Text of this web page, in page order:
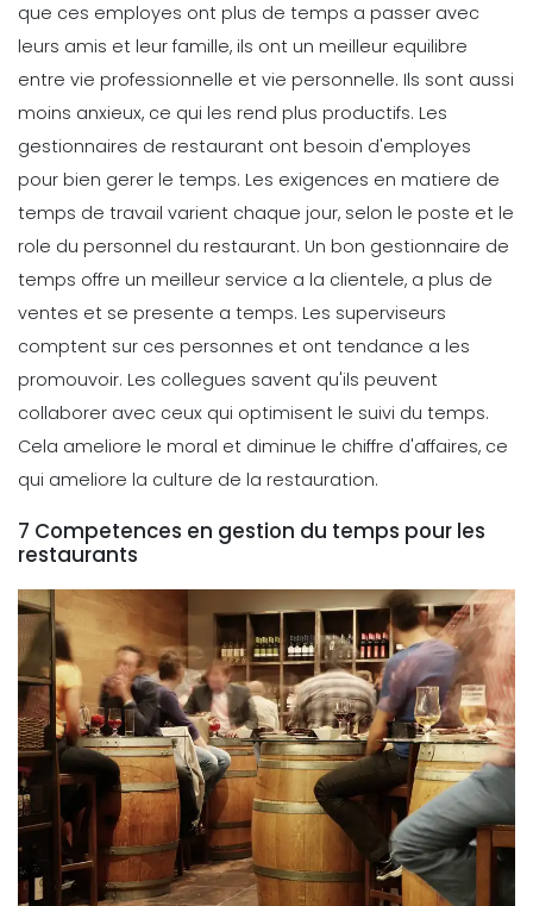
que ces employes ont plus de temps a passer avec
leurs amis et leur famille, ils ont un meilleur equilibre
entre vie professionnelle et vie personnelle. Ils sont aussi
moins anxieux, ce qui les rend plus productifs. Les
gestionnaires de restaurant ont besoin d'employes
pour bien gerer le temps. Les exigences en matiere de
temps de travail varient chaque jour, selon le poste et le
role du personnel du restaurant. Un bon gestionnaire de
temps offre un meilleur service a la clientele, a plus de
ventes et se presente a temps. Les superviseurs
comptent sur ces personnes et ont tendance a les
promouvoir. Les collegues savent qu'ils peuvent
collaborer avec ceux qui optimisent le suivi du temps.
Cela ameliore le moral et diminue le chiffre d'affaires, ce
qui ameliore la culture de la restauration.
7 Competences en gestion du temps pour les
restaurants